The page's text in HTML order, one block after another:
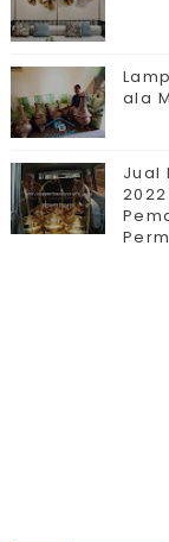
ala
Jual